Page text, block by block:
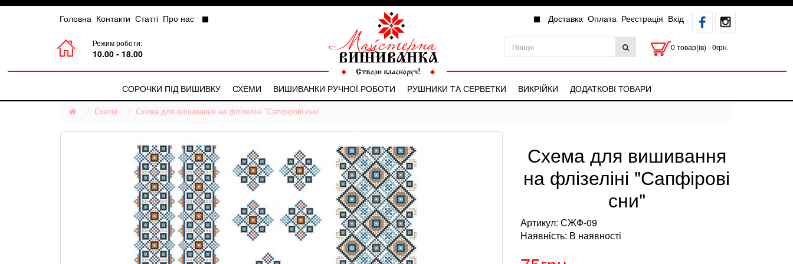
Головна Контакти Статті Про нас
Режим роботи:
10.00 - 18.00
Доставка Оплата Реєстрація Вхід
0 товар(ів) - 0грн.
СОРОЧКИ ПІД ВИШИВКУ
Чоловічі Сорочки
Жіночі Сорочки
Дитячі Сорочки
СХЕМИ ВИШИВАНКИ РУЧНОЇ РОБОТИ РУШНИКИ ТА СЕРВЕТКИ ВИКРІЙКИ ДОДАТКОВІ ТОВАРИ
Схеми Схема для вишивання на флізеліні "Сапфірові сни"
Схема для вишивання
на флізеліні "Сапфірові
сни"
Артикул: СЖФ-09
Наявність: В наявності